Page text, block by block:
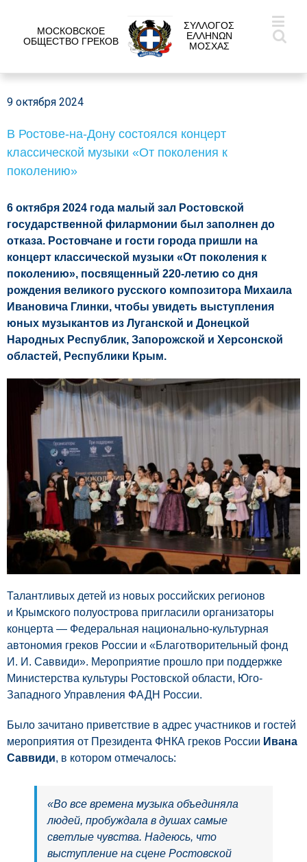
МОСКОВСКОЕ
ОБЩЕСТВО ГРЕКОВ
ΣΥΛΛΟΓΟΣ
ΕΛΛΗΝΩΝ
ΜΟΣΧΑΣ
9 октября 2024
В Ростове-на-Дону состоялся концерт
классической музыки «От поколения к
поколению»
6 октября 2024 года малый зал Ростовской
государственной филармонии был заполнен до
отказа. Ростовчане и гости города пришли на
концерт классической музыки «От поколения к
поколению», посвященный 220-летию со дня
рождения великого русского композитора Михаила
Ивановича Глинки, чтобы увидеть выступления
юных музыкантов из Луганской и Донецкой
Народных Республик, Запорожской и Херсонской
областей, Республики Крым.
Талантливых детей из новых российских регионов
и Крымского полуострова пригласили организаторы
концерта — Федеральная национально-культурная
автономия греков России и «Благотворительный фонд
И. И. Саввиди». Мероприятие прошло при поддержке
Министерства культуры Ростовской области, Юго-
Западного Управления ФАДН России.
Было зачитано приветствие в адрес участников и гостей
мероприятия от Президента ФНКА греков России Ивана
Саввиди, в котором отмечалось:
«Во все времена музыка объединяла
людей, пробуждала в душах самые
светлые чувства. Надеюсь, что
выступление на сцене Ростовской